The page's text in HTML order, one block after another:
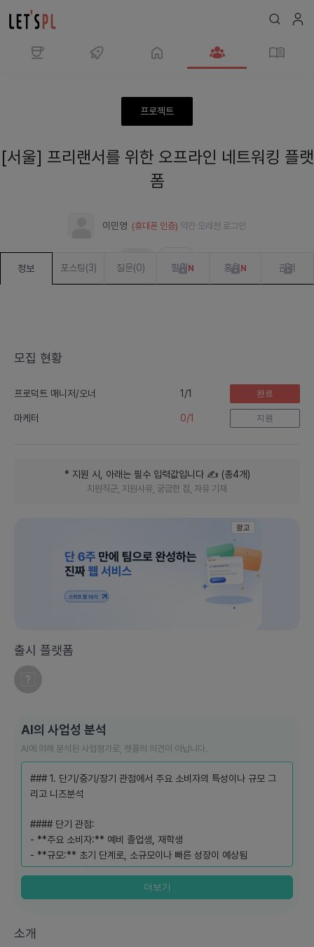
서
프로젝트
[서울] 프리랜서를 위한 오프라인 네트워킹 플랫
폼
이민영 (휴대폰 인증) 약간 오래전 로그인
정보 포스팅(3) 질문(0) 할일 N 홍보N 관리
모집 현황
프로덕트 매니저/오너 1/1 완료
마케터 0/1 지원
* 지원 시, 아래는 필수 입력값입니다✍️ (총4개)
지원직군, 지원사유, 궁금한 점, 자유 기재
광고
출시 플랫폼
AI의 사업성 분석
AI에 의해 분석된 사업평가로, 렛플의 의견이 아닙니다.
### 1. 단기/중기/장기 관점에서 주요 소비자의 특성이나 규모 그
리고 니즈분석
#### 단기 관점:
- **주요 소비자:** 예비 졸업생, 재학생
- **규모:** 초기 단계로, 소규모이나 빠른 성장이 예상됨
- **니즈:** 알바보다는 전공을 살려 실무 경험을 쌓으려는 니즈,
- **주요 소비자:** 다양한 학년의 대학생 및 그룹
더보기
소개